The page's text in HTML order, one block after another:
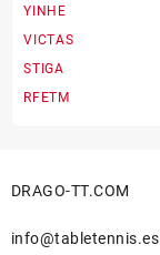
YINHE
VICTAS
STIGA
RFETM
DRAGO-TT.COM
info@tabletennis.es